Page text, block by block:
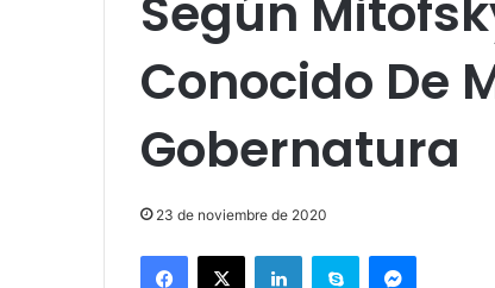
Conocido De
Gobernatura
23 de noviembre de 2020
Facebook
X LinkedInSkype Messenger